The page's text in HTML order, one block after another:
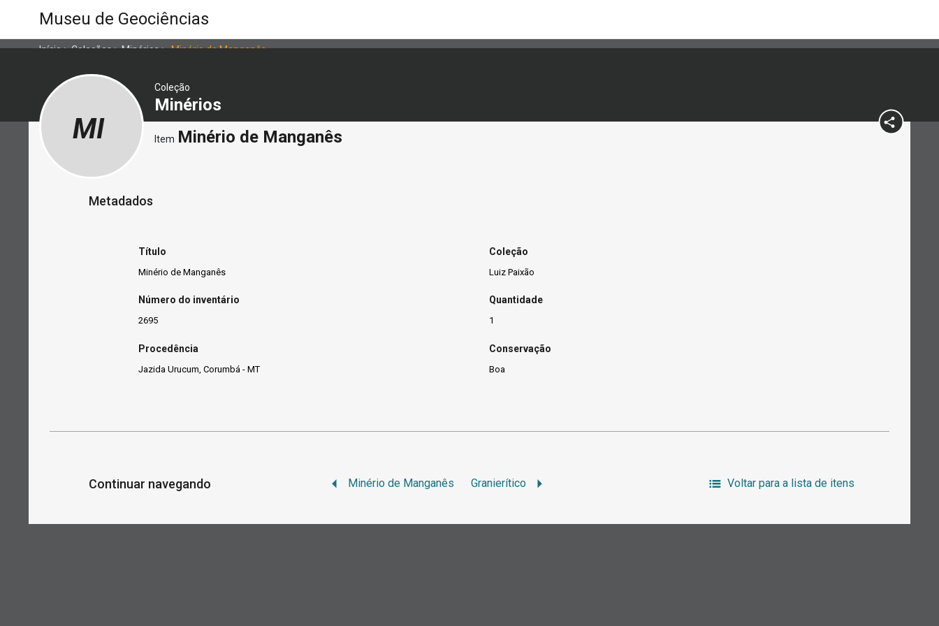
Museu de Geociências
Início>Coleções>Minérios>Minério de Manganês
Coleção
Minérios
MI Item Minério de Manganês
Metadados
Título
Minério de Manganês
Número do inventário
2695
Procedência
Jazida Urucum, Corumbá - MT
Coleção
Luiz Paixão
Quantidade
1
Conservação
Boa
Continuar navegando Minério de Manganês Granierítico Voltar para a lista de itens